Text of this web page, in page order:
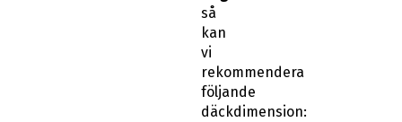
så
kan
vi
rekommendera
följande
däckdimension: